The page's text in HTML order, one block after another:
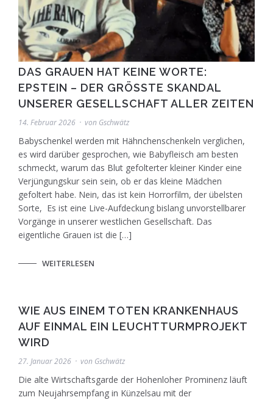
DAS GRAUEN HAT KEINE WORTE:
EPSTEIN – DER GRÖSSTE SKANDAL U
NSERER GESELLSCHAFT ALLER ZEITEN
14. Februar 2026 von Gschwätz
Babyschenkel werden mit Hähnchenschenkeln verglichen,
es wird darüber gesprochen, wie Babyfleisch am besten
schmeckt, warum das Blut gefolterter kleiner Kinder eine
Verjüngungskur sein sein, ob er das kleine Mädchen
gefoltert habe. Nein, das ist kein Horrorfilm, der übelsten
Sorte, Es ist eine Live-Aufdeckung bislang unvorstellbarer
Vorgänge in unserer westlichen Gesellschaft. Das
eigentliche Grauen ist die […]
WEITERLESEN
WIE AUS EINEM TOTEN KRANKENHAUS
AUF EINMAL EIN LEUCHTTURMPROJEKT
WIRD
27. Januar 2026 von Gschwätz
Die alte Wirtschaftsgarde der Hohenloher Prominenz läuft
zum Neujahrsempfang in Künzelsau mit der